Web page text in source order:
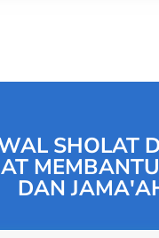
SHOLAT
DAN